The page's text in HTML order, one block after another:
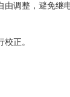
调整，避免继
正。